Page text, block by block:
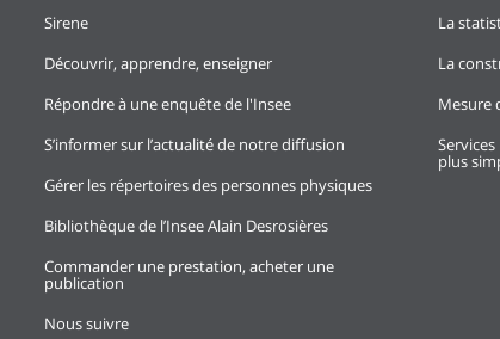
Sirene
Découvrir, apprendre, enseigner
Répondre à une enquête de l'Insee
S’informer sur l’actualité de notre diffusion
Gérer les répertoires des personnes physiques
Bibliothèque de l’Insee Alain Desrosières
Commander une prestation, acheter une
publication
Nous suivre
La
La
Mesure
plus